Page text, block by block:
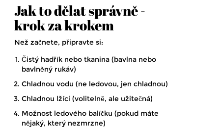
Jak to dělat správně -
krok za krokem
Než začnete, připravte si:
Čistý hadřík nebo tkanina (bavlna nebo
bavlněný rukáv)
Chladnou vodu (ne ledovou, jen chladnou)
Chladnou lžíci (volitelně, ale užitečná)
Možnost ledového balíčku (pokud máte
nějaký, který nezmrzne)